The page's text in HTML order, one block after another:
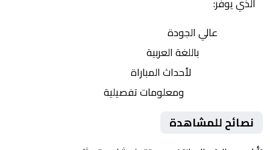
عالي الجودة
باللغة العربية
لأحداث المباراة
ومعلومات تفصيلية
نصائح للمشاهدة